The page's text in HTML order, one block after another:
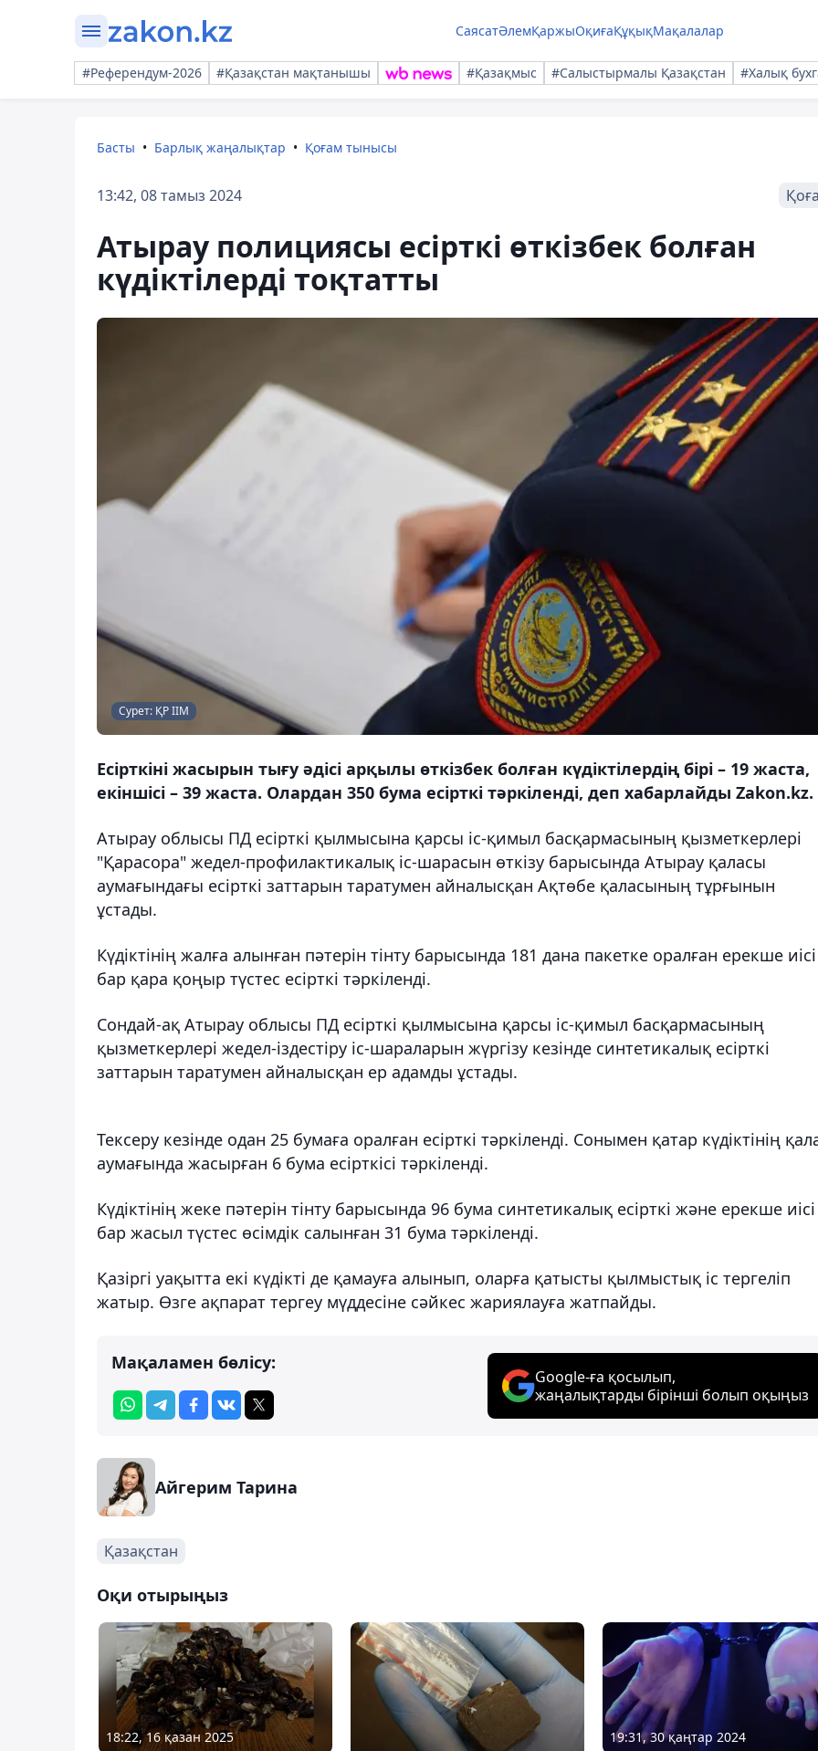
СаясатӘлемҚаржыОқиғаҚұқықМақалалар
#Референдум-2026 #Қазақстан мақтанышы #Қазақмыс #Салыстырмалы Қазақстан #Халық
Басты Барлық жаңалықтар Қоғам тынысы
13:42, 08 тамыз 2024
Атырау полициясы есірткі өткізбек болған
күдіктілерді тоқтатты
Сурет: ҚР ІІМ
Есірткіні жасырын тығу әдісі арқылы өткізбек болған күдіктілердің бірі – 19 жаста,
екіншісі – 39 жаста. Олардан 350 бума есірткі тәркіленді, деп хабарлайды Zakon.kz.
Атырау облысы ПД есірткі қылмысына қарсы іс-қимыл басқармасының қызметкерлері
"Қарасора" жедел-профилактикалық іс-шарасын өткізу барысында Атырау қаласы
аумағындағы есірткі заттарын таратумен айналысқан Ақтөбе қаласының тұрғынын
ұстады.
Күдіктінің жалға алынған пәтерін тінту барысында 181 дана пакетке оралған ерекше иісі
бар қара қоңыр түстес есірткі тәркіленді.
Сондай-ақ Атырау облысы ПД есірткі қылмысына қарсы іс-қимыл басқармасының
қызметкерлері жедел-іздестіру іс-шараларын жүргізу кезінде синтетикалық есірткі
заттарын таратумен айналысқан ер адамды ұстады.
Тексеру кезінде одан 25 бумаға оралған есірткі тәркіленді. Сонымен қатар күдіктінің
аумағында жасырған 6 бума есірткісі тәркіленді.
Күдіктінің жеке пәтерін тінту барысында 96 бума синтетикалық есірткі және ерекше иісі
бар жасыл түстес өсімдік салынған 31 бума тәркіленді.
Қазіргі уақытта екі күдікті де қамауға алынып, оларға қатысты қылмыстық іс тергеліп
жатыр. Өзге ақпарат тергеу мүддесіне сәйкес жариялауға жатпайды.
Мақаламен бөлісу:
Google-ға қосылып,
жаңалықтарды бірінші болып оқыңыз
Айгерим Тарина
Қазақстан
Оқи отырыңыз
18:22, 16 қазан 2025 19:31, 30 қаңтар 2024